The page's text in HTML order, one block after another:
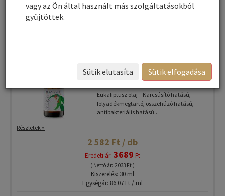
Eukaliptusz esszenciális olaj
30ml
Eukaliptusz olaj – Karcsúsító hatású,
folyadékmegtartó, összehúzó hatású,
antibakteriális hatású...
Részletek »
2 582 Ft / db
Eredeti ár:3689Ft
( Nettó ár: 2 033 Ft )
Kiszerelés: 30 ml
Egységár: 86.07 Ft / ml
vagy az Ön által használt más szolgáltatásokból
gyűjtöttek.
Sütik elutasíta Sütik elfogadása